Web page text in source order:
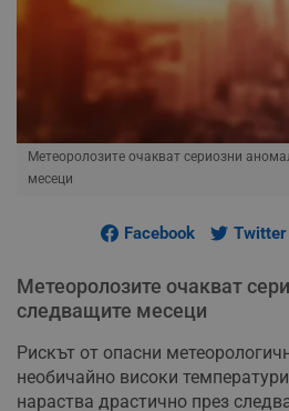
Метеоролозите очакват сериозни
месеци
Facebook Twitter
Метеоролозите очакват
следващите месеци
Рискът от опасни
необичайно високи
нараства драстично през